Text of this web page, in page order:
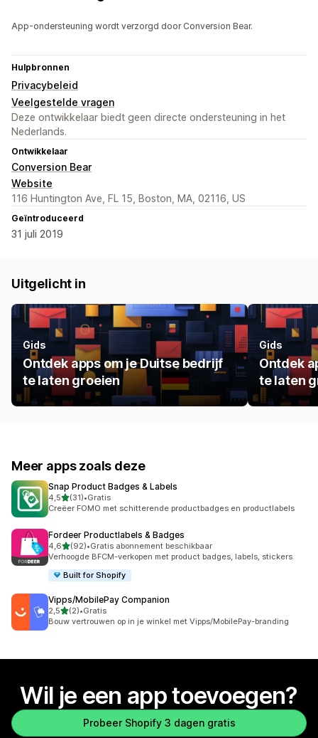
App-ondersteuning wordt verzorgd door Conversion Bear.
Hulpbronnen
Privacybeleid
Veelgestelde vragen
Deze ontwikkelaar biedt geen directe ondersteuning in het
Nederlands.
Ontwikkelaar
Conversion Bear
Website
116 Huntington Ave, FL 15, Boston, MA, 02116, US
Geïntroduceerd
31 juli 2019
Uitgelicht in
Gids
Ontdek apps om je Duitse bedrijf
te laten groeien
Gids
Ontdek
te laten
Meer apps zoals deze
Snap Product Badges & Labels
4,5van 5 sterren
(31)
31 recensies in totaal
•Gratis
Creëer FOMO met schitterende productbadges en productlabels
Fordeer Productlabels & Badges
4,6van 5 sterren
(92)
92 recensies in totaal
•Gratis abonnement beschikbaar
Verhoogde BFCM-verkopen met product badges, labels, stickers.
Built for Shopify
Vipps/MobilePay Companion
2,5van 5 sterren
(2)
2 recensies in totaal
•Gratis
Bouw vertrouwen op in je winkel met Vipps/MobilePay-branding
Wil je een app toevoegen?
Probeer Shopify 3 dagen gratis